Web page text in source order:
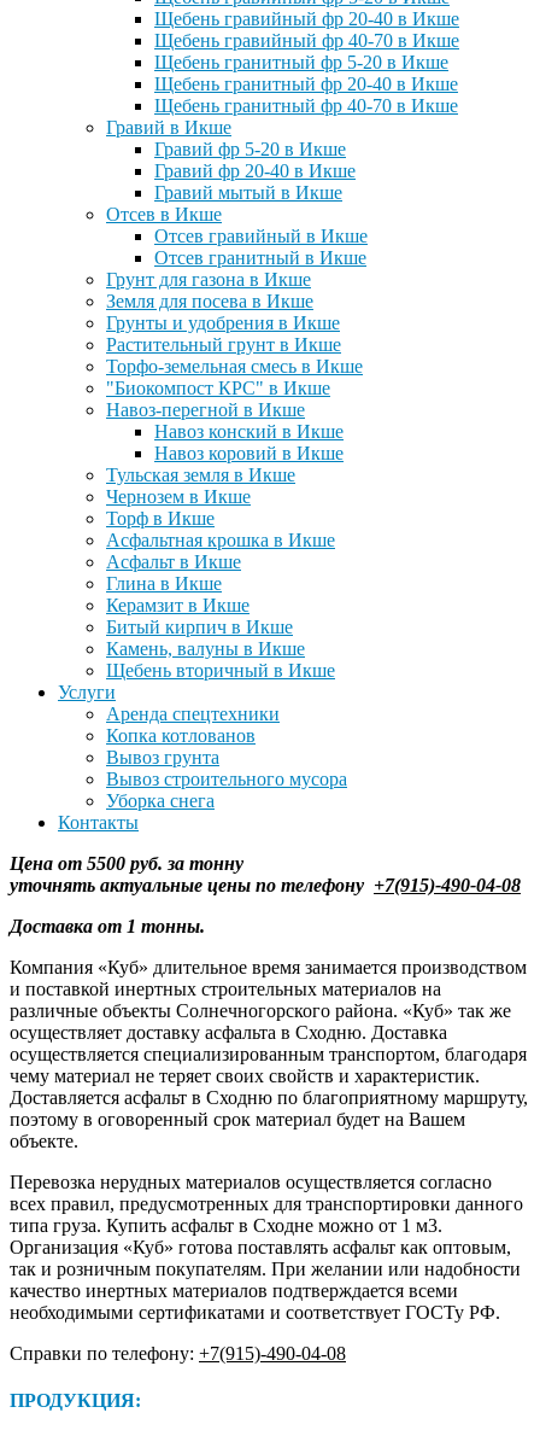
Щебень гравийный фр 20-40 в Икше
Щебень гравийный фр 40-70 в Икше
Щебень гранитный фр 5-20 в Икше
Щебень гранитный фр 20-40 в Икше
Щебень гранитный фр 40-70 в Икше
Гравий в Икше
Гравий фр 5-20 в Икше
Гравий фр 20-40 в Икше
Гравий мытый в Икше
Отсев в Икше
Отсев гравийный в Икше
Отсев гранитный в Икше
Грунт для газона в Икше
Земля для посева в Икше
Грунты и удобрения в Икше
Растительный грунт в Икше
Торфо-земельная смесь в Икше
"Биокомпост КРС" в Икше
Навоз-перегной в Икше
Навоз конский в Икше
Навоз коровий в Икше
Тульская земля в Икше
Чернозем в Икше
Торф в Икше
Асфальтная крошка в Икше
Асфальт в Икше
Глина в Икше
Керамзит в Икше
Битый кирпич в Икше
Камень, валуны в Икше
Щебень вторичный в Икше
Услуги
Аренда спецтехники
Копка котлованов
Вывоз грунта
Вывоз строительного мусора
Уборка снега
Контакты
Цена от 5500 руб. за тонну
уточнять актуальные цены по телефону +7(915)-490-04-08
Доставка от 1 тонны.
Компания «Куб» длительное время занимается производством
и поставкой инертных строительных материалов на
различные объекты Солнечногорского района. «Куб» так же
осуществляет доставку асфальта в Сходню. Доставка
осуществляется специализированным транспортом, благодаря
чему материал не теряет своих свойств и характеристик.
Доставляется асфальт в Сходню по благоприятному маршруту,
поэтому в оговоренный срок материал будет на Вашем
объекте.
Перевозка нерудных материалов осуществляется согласно
всех правил, предусмотренных для транспортировки данного
типа груза. Купить асфальт в Сходне можно от 1 м3.
Организация «Куб» готова поставлять асфальт как оптовым,
так и розничным покупателям. При желании или надобности
качество инертных материалов подтверждается всеми
необходимыми сертификатами и соответствует ГОСТу РФ.
Справки по телефону: +7(915)-490-04-08
ПРОДУКЦИЯ: